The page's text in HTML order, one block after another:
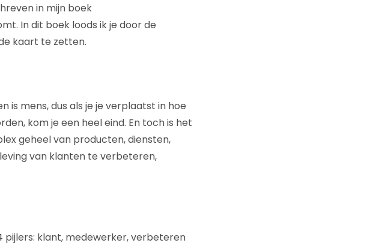
in mijn boek
In dit boek loods ik je door de
kaart te zetten.
is mens, dus als je je verplaatst in hoe
kom je een heel eind. En toch is het
geheel van producten, diensten,
van klanten te verbeteren,
klant, medewerker, verbeteren